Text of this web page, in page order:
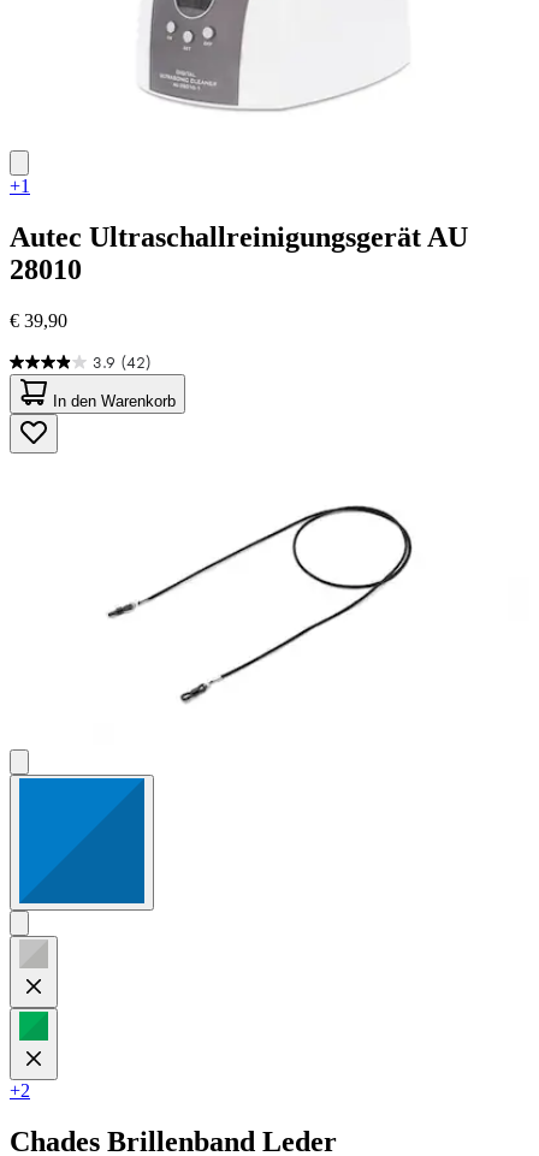
+1
Autec Ultraschallreinigungsgerät AU
28010
€ 39,90
3.9 (42)
3.9
von
5
Sternen.
42
In den Warenkorb
+2
Chades Brillenband Leder